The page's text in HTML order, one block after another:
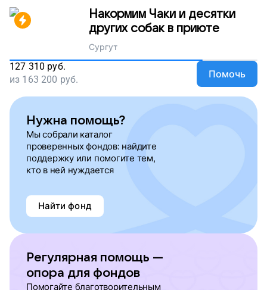
Накормим Чаки и десятки
других собак в приюте
Сургут
127 310 руб.
из 163 200 руб. Помочь
Нужна помощь?
Мы собрали каталог
проверенных фондов: найдите
поддержку или помогите тем,
кто в ней нуждается
Найти фонд
Регулярная помощь —
опора для фондов
Помогайте благотворительным